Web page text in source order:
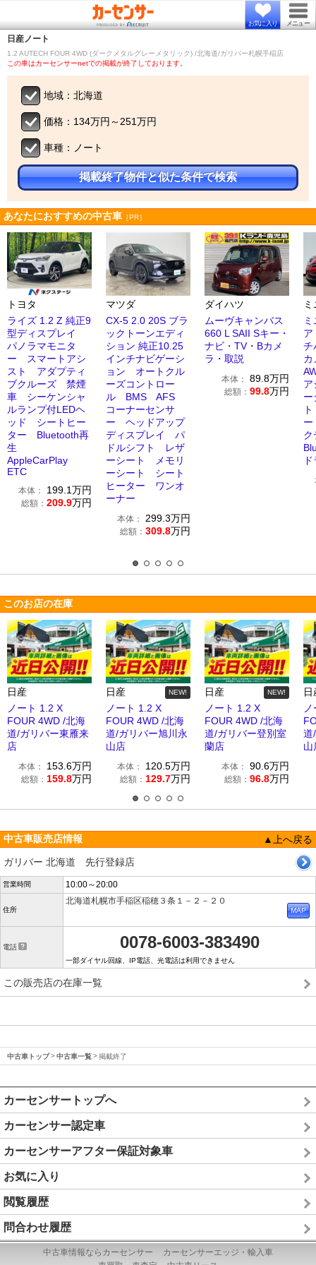
お気に入り メニュー
日産ノート
1.2 AUTECH FOUR 4WD (ダークメタルグレーメタリック) /北海道/ガリバー札幌手稲店
この車はカーセンサーnetでの掲載が終了しております。
地域：北海道
価格：134万円～251万円
車種：ノート
掲載終了物件と似た条件で検索
あなたにおすすめの中古車 ［PR］
トヨタ
ライズ 1.2 Z 純正9
型ディスプレイ
パノラマモニタ
ー スマートアシ
スト アダプティ
ブクルーズ 禁煙
車 シーケンシャ
ルランプ付LEDヘ
ッド シートヒー
ター Bluetooth再
生
AppleCarPlay
ETC
本体： 199.1万円
総額： 209.9万円
マツダ
CX-5 2.0 20S ブラ
ックトーンエディ
ション 純正10.25
インチナビゲーシ
ョン オートクル
ーズコントロー
ル BMS AFS
コーナーセンサ
ー ヘッドアップ
ディスプレイ パ
ドルシフト レザ
ーシート メモリ
ーシート シート
ヒーター ワンオ
ーナー
本体： 299.3万円
総額： 309.8万円
ダイハツ
ムーヴキャンバス
660 L SAII Sキー・
ナビ・TV・Bカメ
ラ・取説
本体： 89.8万円
総額： 99.8万円
ア
チ
カ
ア
ー
ー
ク
このお店の在庫
日産
ノート 1.2 X
FOUR 4WD /北海
道/ガリバー東雁来
店
本体： 153.6万円
総額： 159.8万円
日産 NEW!
ノート 1.2 X
FOUR 4WD /北海
道/ガリバー旭川永
山店
本体： 120.5万円
総額： 129.7万円
日産 NEW!
ノート 1.2 X
FOUR 4WD /北海
道/ガリバー登別室
蘭店
本体： 90.6万円
総額： 96.8万円
日
道
山
中古車販売店情報
▲上へ戻る
ガリバー 北海道 先行登録店
営業時間 10:00～20:00
住所
北海道札幌市手稲区稲穂３条１－２－２０
電話 0078-6003-383490
一部ダイヤル回線、IP電話、光電話は利用できません
この販売店の在庫一覧
中古車トップ 中古車一覧 掲載終了
カーセンサートップへ
カーセンサー認定車
カーセンサーアフター保証対象車
お気に入り
閲覧履歴
問合わせ履歴
中古車情報ならカーセンサー
カーセンサーエッジ・輸入車